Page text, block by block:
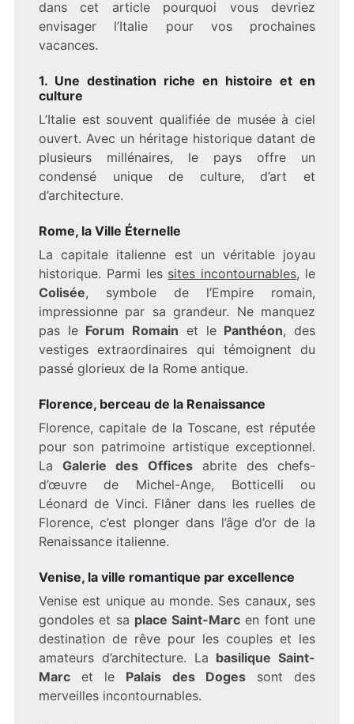
dans cet article pourquoi vous devriez
envisager l’Italie pour vos prochaines
vacances.
1. Une destination riche en histoire et en
culture
L’Italie est souvent qualifiée de musée à ciel
ouvert. Avec un héritage historique datant de
plusieurs millénaires, le pays offre un
condensé unique de culture, d’art et
d’architecture.
Rome, la Ville Éternelle
La capitale italienne est un véritable joyau
historique. Parmi les sites incontournables, le
Colisée, symbole de l’Empire romain,
impressionne par sa grandeur. Ne manquez
pas le Forum Romain et le Panthéon, des
vestiges extraordinaires qui témoignent du
passé glorieux de la Rome antique.
Florence, berceau de la Renaissance
Florence, capitale de la Toscane, est réputée
pour son patrimoine artistique exceptionnel.
LaGalerie des Officesabrite des chefs-
d’œuvre de Michel-Ange, Botticelli ou
Léonard de Vinci. Flâner dans les ruelles de
Florence, c’est plonger dans l’âge d’or de la
Renaissance italienne.
Venise, la ville romantique par excellence
Venise est unique au monde. Ses canaux, ses
gondoles et sa place Saint-Marc en font une
destination de rêve pour les couples et les
amateurs d’architecture. La basilique Saint-
Marcet le Palais des Dogessont des
merveilles incontournables.